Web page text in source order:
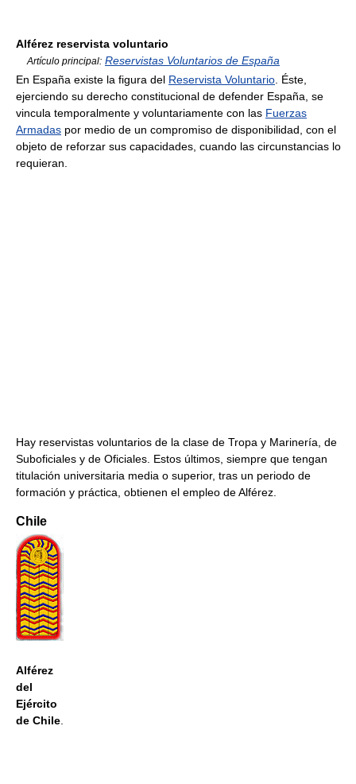
Alférez reservista voluntario
Artículo principal: Reservistas Voluntarios de España
En España existe la figura del Reservista Voluntario . Éste,
ejerciendo su derecho constitucional de defender España, se
vincula temporalmente y voluntariamente con las Fuerzas
Armadas por medio de un compromiso de disponibilidad, con el
objeto de reforzar sus capacidades, cuando las circunstancias lo
requieran.
Hay reservistas voluntarios de la clase de Tropa y Marinería, de
Suboficiales y de Oficiales. Estos últimos, siempre que tengan
titulación universitaria media o superior, tras un periodo de
formación y práctica, obtienen el empleo de Alférez.
Chile
Alférez
del
Ejército
de Chile